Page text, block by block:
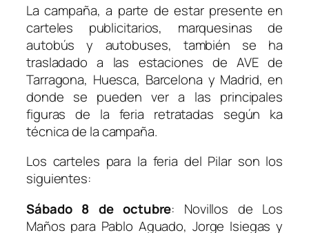
La campaña, a parte de estar presente en
carteles publicitarios, marquesinas de
autobús y autobuses, también se ha
trasladado a las estaciones de AVE de
Tarragona, Huesca, Barcelona y Madrid, en
donde se pueden ver a las principales
figuras de la feria retratadas según ka
técnica de la campaña.
Los carteles para la feria del Pilar son los
siguientes:
Sábado 8 de octubre:
Novillos de Los
Maños para Pablo Aguado, Jorge Isiegas y